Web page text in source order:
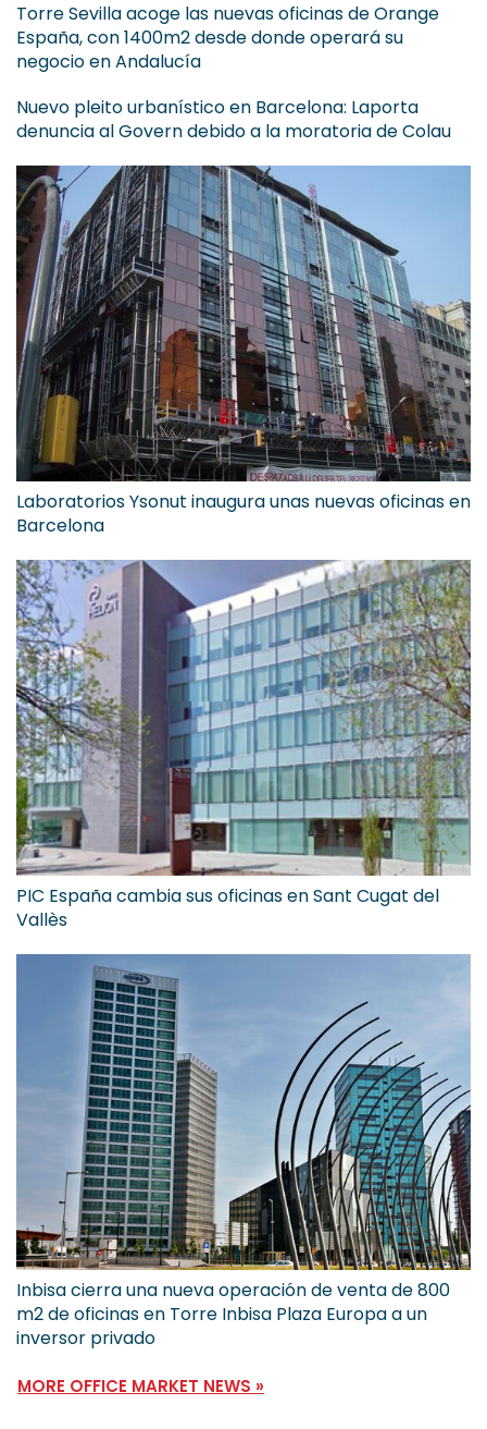
Torre Sevilla acoge las nuevas oficinas de Orange
España, con 1400m2 desde donde operará su
negocio en Andalucía
Nuevo pleito urbanístico en Barcelona: Laporta
denuncia al Govern debido a la moratoria de Colau
Laboratorios Ysonut inaugura unas nuevas oficinas en
Barcelona
PIC España cambia sus oficinas en Sant Cugat del
Vallès
Inbisa cierra una nueva operación de venta de 800
m2 de oficinas en Torre Inbisa Plaza Europa a un
inversor privado
MORE OFFICE MARKET NEWS »